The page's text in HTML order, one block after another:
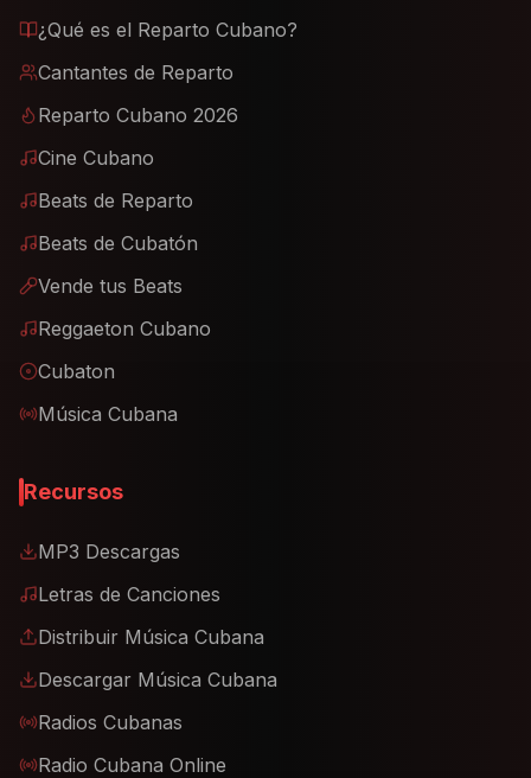
¿Qué es el Reparto Cubano?
Cantantes de Reparto
Reparto Cubano 2026
Cine Cubano
Beats de Reparto
Beats de Cubatón
Vende tus Beats
Reggaeton Cubano
Cubaton
Música Cubana
Recursos
MP3 Descargas
Letras de Canciones
Distribuir Música Cubana
Descargar Música Cubana
Radios Cubanas
Radio Cubana Online